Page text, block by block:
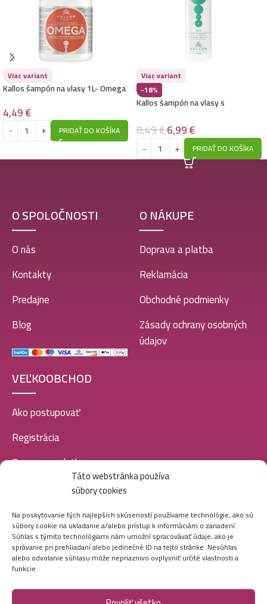
Táto webstránka používa
súbory cookies
Na poskytovanie tých najlepších skúseností používame technológie, ako sú
súbory cookie na ukladanie a/alebo prístup k informáciám o zariadení.
Súhlas s týmito technológiami nám umožní spracovávať údaje, ako je
správanie pri prehliadaní alebo jedinečné ID na tejto stránke. Nesúhlas
alebo odvolanie súhlasu môže nepriaznivo ovplyvniť určité vlastnosti a
funkcie.
Viac variant
Kallos šampón na vlasy 1L- Omega
4,49€
PRIDAŤ DO KOŠÍKA
-18%
Viac variant
Kallos šampón na vlasy s
8,49€6,99€
PRIDAŤ DO KOŠÍKA
O SPOLOČNOSTI
O nás
Kontakty
Predajne
Blog
O NÁKUPE
Doprava a platba
Reklamácia
Obchodné podmienky
Zásady ochrany osobných
údajov
VEĽKOOBCHOD
Ako postupovať
Registrácia
Doprava a platba
SOCIÁLNE SIETE